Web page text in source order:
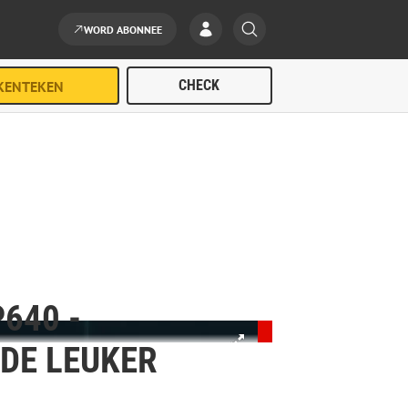
WORD ABONNEE
-
LEUKER